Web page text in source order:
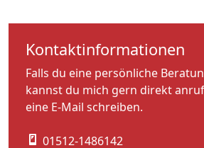
Kontaktinformationen
Falls du eine persönliche
kannst du mich gern direkt
eine E-Mail schreiben.
01512-1486142